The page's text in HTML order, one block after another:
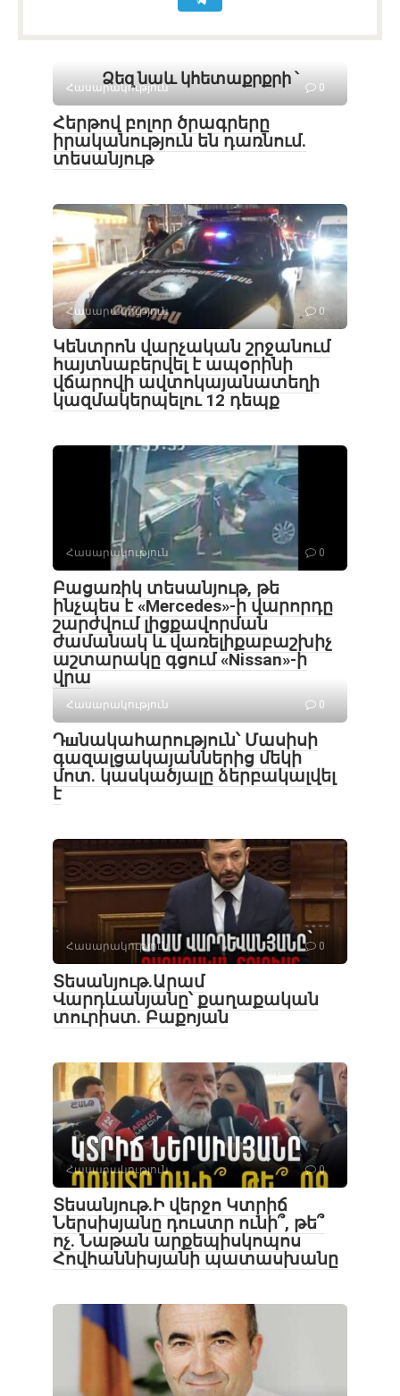
Ձեզ նաև կհետաքրքրի ՝
Հասարակություն 0
Հերթով բոլոր ծրագրերը
իրականություն են դառնում․
տեսանյութ
Հասարակություն 0
Կենտրոն վարչական շրջանում
հայտնաբերվել է ապօրինի
վճարովի ավտոկայանատեղի
կազմակերպելու 12 դեպք
Հասարակություն 0
Բացառիկ տեսանյութ, թե
ինչպես է «Mercedes»-ի վարորդը
շարժվում լիցքավորման
ժամանակ և վառելիքաբաշխիչ
աշտարակը գցում «Nissan»-ի
վրա
Հասարակություն 0
Դшնակահարություն՝ Մասիսի
գազալցակայաններից մեկի
մոտ. կասկածյալը ձերբակալվել
է
Հասարակություն 0
Տեսանյութ․Արամ
Վարդևանյանը՝ քաղաքական
տուրիստ. Բաքոյան
Հասարակություն 0
Տեսանյութ․Ի վերջո Կտրիճ
Ներսիսյանը դուստր ունի՞, թե՞
ոչ. Նաթան արքեպիսկոպոս
Հովհաննիսյանի պատասխանը